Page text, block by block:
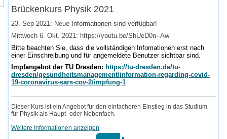
Brückenkurs Physik 2021
23. Sep 2021: Neue Informationen sind verfügbar!
Mittwoch 6. Okt. 2021: https://youtu.be/ShUeD0n--Aw
Bitte beachten Sie, dass die vollständigen Infomationen erst nach
einer Einschreibung und für angemeldete Benutzer sichtbar sind.
Impfangebot der TU Dresden: https://tu-dresden.de/tu-
dresden/gesundheitsmanagement/information-regarding-covid-
19-coronavirus-sars-cov-2/impfung-1
Dieser Kurs ist ein Angebot für den einfacheren Einstieg in das Studium
für Physik als Haupt- oder Nebenfach.
Weitere Informationen anzeigen